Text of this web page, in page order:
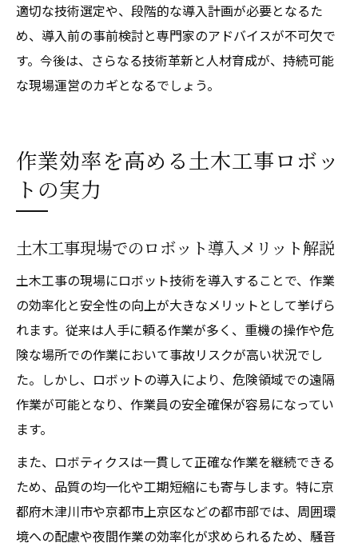
適切な技術選定や、段階的な導入計画が必要となるた
め、導入前の事前検討と専門家のアドバイスが不可欠で
す。今後は、さらなる技術革新と人材育成が、持続可能
な現場運営のカギとなるでしょう。
作業効率を高める土木工事ロボッ
トの実力
土木工事現場でのロボット導入メリット解説
土木工事の現場にロボット技術を導入することで、作業
の効率化と安全性の向上が大きなメリットとして挙げら
れます。従来は人手に頼る作業が多く、重機の操作や危
険な場所での作業において事故リスクが高い状況でし
た。しかし、ロボットの導入により、危険領域での遠隔
作業が可能となり、作業員の安全確保が容易になってい
ます。
また、ロボティクスは一貫して正確な作業を継続できる
ため、品質の均一化や工期短縮にも寄与します。特に京
都府木津川市や京都市上京区などの都市部では、周囲環
境への配慮や夜間作業の効率化が求められるため、騒音